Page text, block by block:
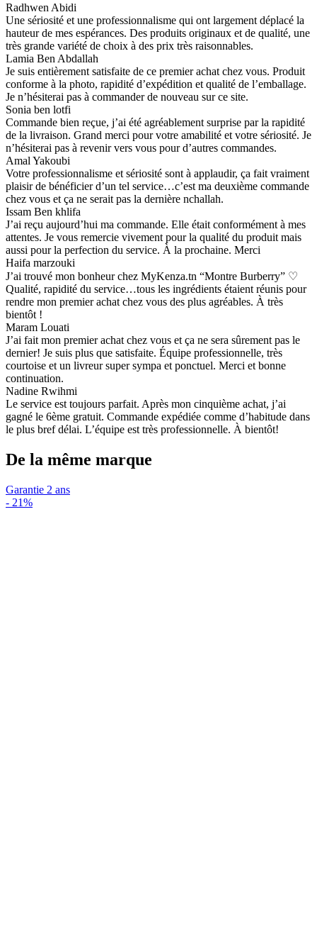
Radhwen Abidi
Une sériosité et une professionnalisme qui ont largement déplacé la
hauteur de mes espérances. Des produits originaux et de qualité, une
très grande variété de choix à des prix très raisonnables.
Lamia Ben Abdallah
Je suis entièrement satisfaite de ce premier achat chez vous. Produit
conforme à la photo, rapidité d’expédition et qualité de l’emballage.
Je n’hésiterai pas à commander de nouveau sur ce site.
Sonia ben lotfi
Commande bien reçue, j’ai été agréablement surprise par la rapidité
de la livraison. Grand merci pour votre amabilité et votre sériosité. Je
n’hésiterai pas à revenir vers vous pour d’autres commandes.
Amal Yakoubi
Votre professionnalisme et sériosité sont à applaudir, ça fait vraiment
plaisir de bénéficier d’un tel service…c’est ma deuxième commande
chez vous et ça ne serait pas la dernière nchallah.
Issam Ben khlifa
J’ai reçu aujourd’hui ma commande. Elle était conformément à mes
attentes. Je vous remercie vivement pour la qualité du produit mais
aussi pour la perfection du service. À la prochaine. Merci
Haifa marzouki
J’ai trouvé mon bonheur chez MyKenza.tn “Montre Burberry” ♡
Qualité, rapidité du service…tous les ingrédients étaient réunis pour
rendre mon premier achat chez vous des plus agréables. À très
bientôt !
Maram Louati
J’ai fait mon premier achat chez vous et ça ne sera sûrement pas le
dernier! Je suis plus que satisfaite. Équipe professionnelle, très
courtoise et un livreur super sympa et ponctuel. Merci et bonne
continuation.
Nadine Rwihmi
Le service est toujours parfait. Après mon cinquième achat, j’ai
gagné le 6ème gratuit. Commande expédiée comme d’habitude dans
le plus bref délai. L’équipe est très professionnelle. À bientôt!
De la même marque
Garantie 2 ans
- 21%